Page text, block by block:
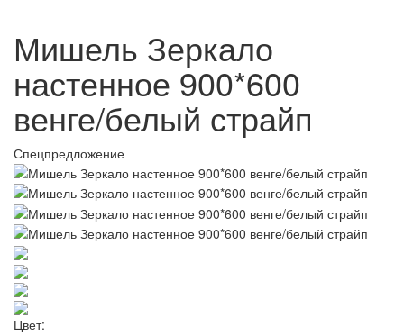
Мишель Зеркало
настенное 900*600
венге/белый страйп
Спецпредложение
Цвет: